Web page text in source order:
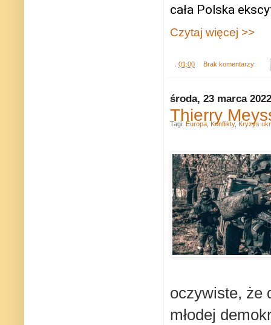
cała Polska
Czytaj więcej >>
01:00 Brak komentarzy:
środa, 23 marca 2022
Thierry
oczywiste, że
młodej
Tagi: Europa Konflikty, Kryzys